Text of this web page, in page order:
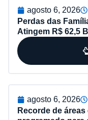
agosto 6, 2026
Perdas das
Atingem R$ 62,5
agosto 6, 2026
Recorde de